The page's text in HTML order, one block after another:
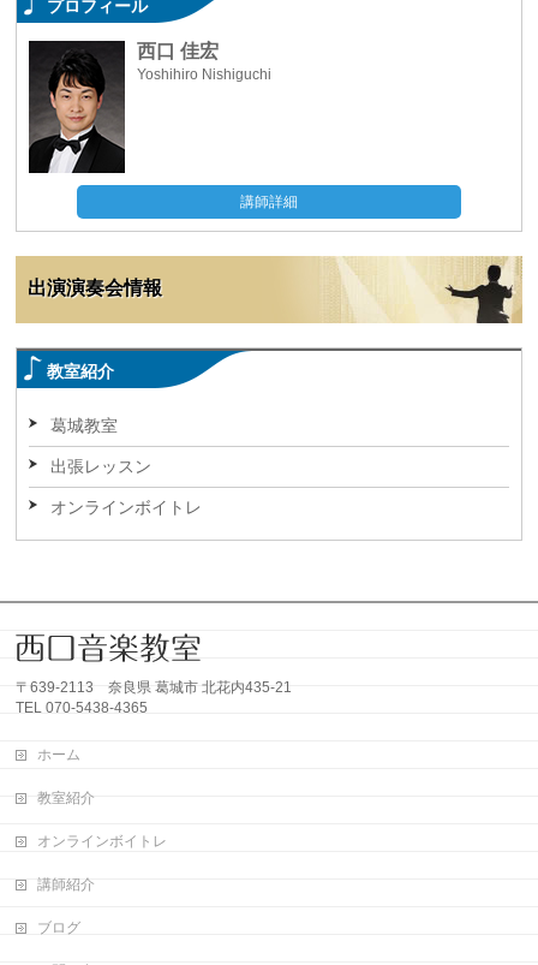
プロフィール
西口 佳宏
Yoshihiro Nishiguchi
講師詳細
出演演奏会情報
教室紹介
葛城教室
出張レッスン
オンラインボイトレ
〒639-2113 奈良県 葛城市 北花内435-21
TEL 070-5438-4365
ホーム
教室紹介
オンラインボイトレ
講師紹介
ブログ